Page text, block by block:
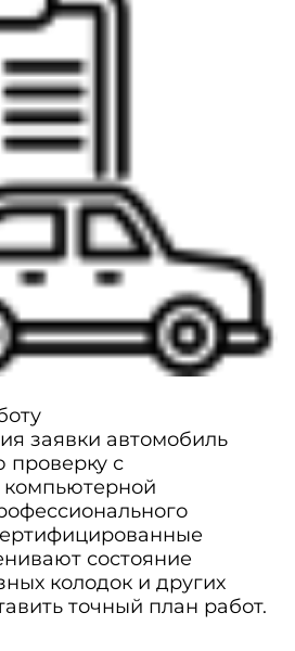
заявки автомобиль
проверку с
состояние
колодок и других
точный план работ.